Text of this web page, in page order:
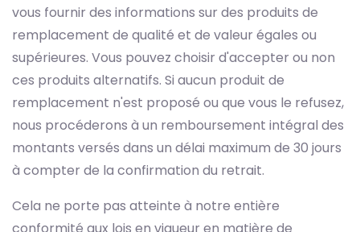
vous fournir des informations sur des produits de
remplacement de qualité et de valeur égales ou
supérieures. Vous pouvez choisir d'accepter ou non
ces produits alternatifs. Si aucun produit de
remplacement n'est proposé ou que vous le refusez,
nous procéderons à un remboursement intégral des
montants versés dans un délai maximum de 30 jours
à compter de la confirmation du retrait.
Cela ne porte pas atteinte à notre entière